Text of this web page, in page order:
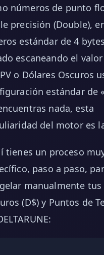
números de punto
precisión (Double),
estándar de 4
escaneando el
o Dólares Oscuros
estándar de
nada, esta
del motor es
tienes un proceso
paso a paso,
manualmente tus
(D$) y Puntos de